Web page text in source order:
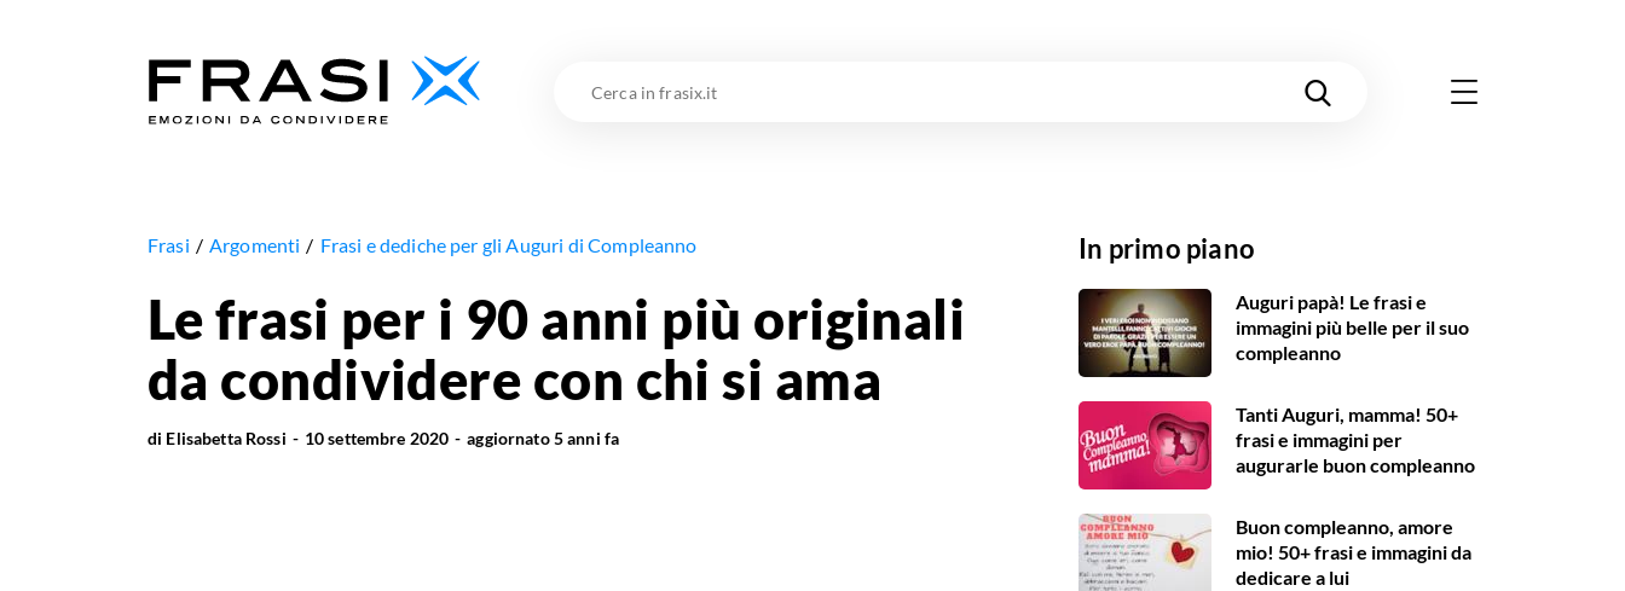
Frasi Argomenti Frasi e dediche per gli Auguri di Compleanno
Le frasi per i 90 anni più originali
da condividere con chi si ama
di Elisabetta Rossi 10 settembre 2020 aggiornato5 anni fa
In primo piano
Auguri papà! Le frasi e
immagini più belle per il suo
compleanno
Tanti Auguri, mamma! 50+
frasi e immagini per
augurarle buon compleanno
Buon compleanno, amore
mio! 50+ frasi e immagini da
dedicare a lui